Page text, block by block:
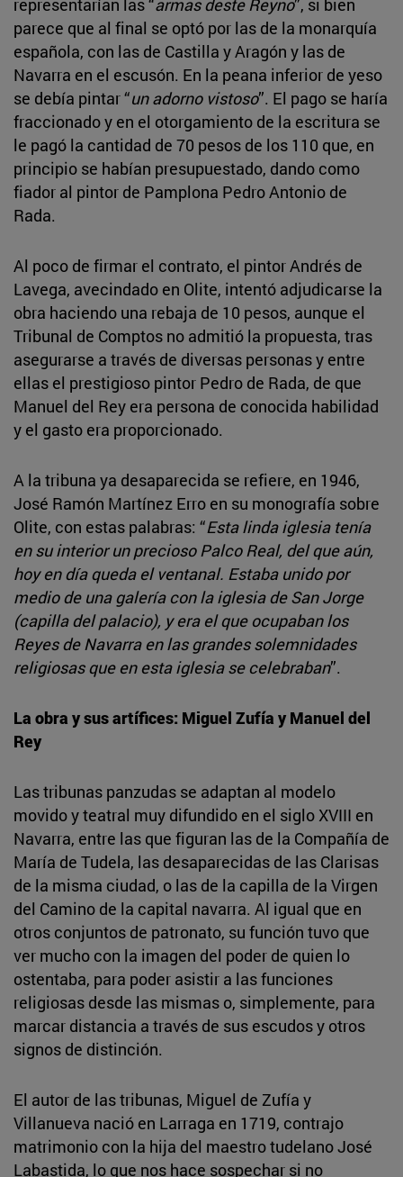
parece que al final se optó por las de la monarquía
española, con las de Castilla y Aragón y las de
Navarra en el escusón. En la peana inferior de yeso
se debía pintar “un adorno vistoso”. El pago se haría
fraccionado y en el otorgamiento de la escritura se
le pagó la cantidad de 70 pesos de los 110 que, en
principio se habían presupuestado, dando como
fiador al pintor de Pamplona Pedro Antonio de
Rada.
Al poco de firmar el contrato, el pintor Andrés de
Lavega, avecindado en Olite, intentó adjudicarse la
obra haciendo una rebaja de 10 pesos, aunque el
Tribunal de Comptos no admitió la propuesta, tras
asegurarse a través de diversas personas y entre
ellas el prestigioso pintor Pedro de Rada, de que
Manuel del Rey era persona de conocida habilidad
y el gasto era proporcionado.
A la tribuna ya desaparecida se refiere, en 1946,
José Ramón Martínez Erro en su monografía sobre
Olite, con estas palabras: “Esta linda iglesia tenía
en su interior un precioso Palco Real, del que aún,
hoy en día queda el ventanal. Estaba unido por
medio de una galería con la iglesia de San Jorge
(capilla del palacio), y era el que ocupaban los
Reyes de Navarra en las grandes solemnidades
religiosas que en esta iglesia se celebraban”.
La obra y sus artífices: Miguel Zufía y Manuel del
Rey
Las tribunas panzudas se adaptan al modelo
movido y teatral muy difundido en el siglo XVIII en
Navarra, entre las que figuran las de la Compañía de
María de Tudela, las desaparecidas de las Clarisas
de la misma ciudad, o las de la capilla de la Virgen
del Camino de la capital navarra. Al igual que en
otros conjuntos de patronato, su función tuvo que
ver mucho con la imagen del poder de quien lo
ostentaba, para poder asistir a las funciones
religiosas desde las mismas o, simplemente, para
marcar distancia a través de sus escudos y otros
signos de distinción.
El autor de las tribunas, Miguel de Zufía y
Villanueva nació en Larraga en 1719, contrajo
matrimonio con la hija del maestro tudelano José
Labastida, lo que nos hace sospechar si no